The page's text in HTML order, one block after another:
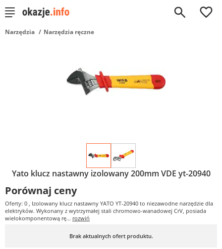
0
Narzędzia Narzędzia ręczne
Yato klucz nastawny izolowany 200mm VDE yt-20940
Porównaj ceny
Oferty: 0 , Izolowany klucz nastawny YATO YT-20940 to niezawodne narzędzie dla
elektryków. Wykonany z wytrzymałej stali chromowo-wanadowej CrV, posiada
wielokomponentową rę... rozwiń
Brak aktualnych ofert produktu.